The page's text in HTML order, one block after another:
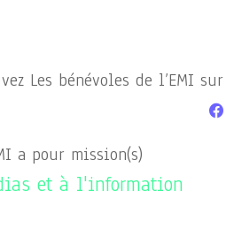
Les bénévoles de l’EMI sur
a pour mission(s)
et à l'information